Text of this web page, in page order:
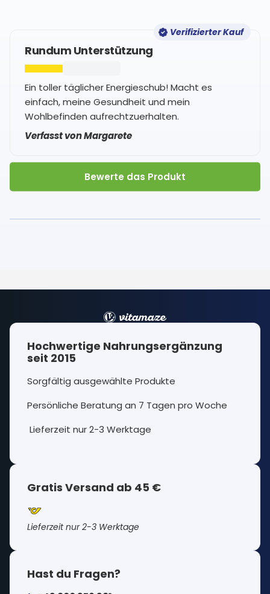
Verifizierter Kauf
Rundum Unterstützung
Ein toller täglicher Energieschub! Macht es
einfach, meine Gesundheit und mein
Wohlbefinden aufrechtzuerhalten.
Verfasst von Margarete
Bewerte das Produkt
Hochwertige Nahrungsergänzung
seit 2015
Sorgfältig ausgewählte Produkte
Persönliche Beratung an 7 Tagen pro Woche
Lieferzeit nur 2-3 Werktage
Gratis Versand ab 45 €
Lieferzeit nur 2-3 Werktage
Hast du Fragen?